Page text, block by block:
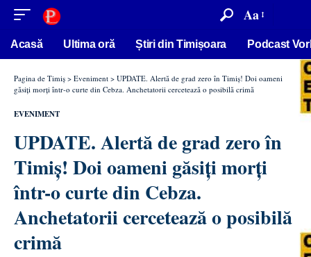
conținut Aa
Acasă Ultima oră Știri din Timișoara Podcast
Pagina de Timiș > Eveniment > UPDATE. Alertă de grad zero în Timiș! Doi oameni
găsiți morți într-o curte din Cebza. Anchetatorii cercetează o posibilă crimă
EVENIMENT
UPDATE. Alertă de grad zero în
Timiș! Doi oameni găsiți morți
într-o curte din Cebza.
Anchetatorii cercetează o posibilă
crimă